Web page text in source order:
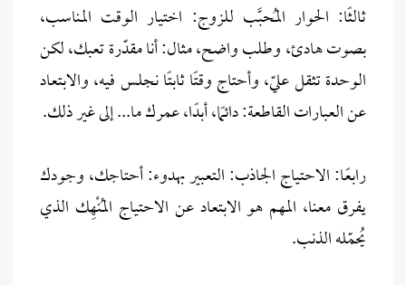
ثالثًا: الحوار المُحبَّب للزوج: اختيار الوقت المناسب،
بصوت هادئ، وطلب واضح، مثال: أنا مقدّرة تعبك، لكن
الوحدة تثقل عليّ، وأحتاج وقتًا ثابتًا نجلس فيه، والابتعاد
عن العبارات القاطعة: دائمًا، أبدًا، عمرك ما... إلى غير ذلك.
رابعًا: الاحتياج الجاذب: التعبير بهدوء: أحتاجك، وجودك
يفرق معنا، المهم هو الابتعاد عن الاحتياج المُنْهِك الذي
يُحمّله الذنب.